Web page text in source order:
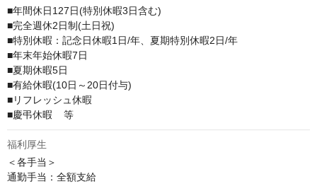
■年間休日127日(特別休暇3日含む)
■完全週休2日制(土日祝)
■特別休暇：記念日休暇1日/年、夏期特別休暇2日/年
■年末年始休暇7日
■夏期休暇5日
■有給休暇(10日～20日付与)
■リフレッシュ休暇
■慶弔休暇    等
福利厚生
＜各手当＞
通勤手当：全額支給